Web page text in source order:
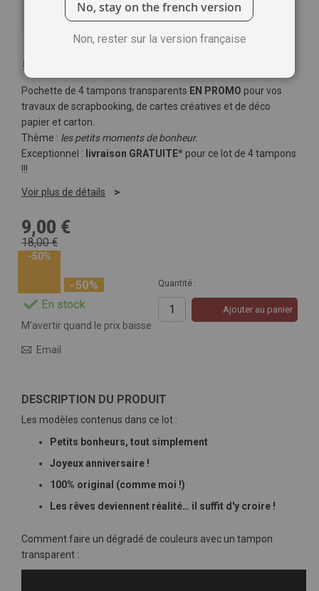
Soyez le premier à commenter ce produit
Pochette de 4 tampons transparents EN PROMO pour vos
travaux de scrapbooking, de cartes créatives et de déco
papier et carton.
Thème : les petits moments de bonheur.
Exceptionnel : livraison GRATUITE* pour ce lot de 4 tampons
!!!
Voir plus de détails
9,00 €
18,00 €
-50%
-50%
En stock
Quantité :
Ajouter au panier
M’avertir quand le prix baisse
Email
DESCRIPTION DU PRODUIT
Les modèles contenus dans ce lot :
Petits bonheurs, tout simplement
Joyeux anniversaire !
100% original (comme moi !)
Les rêves deviennent réalité… il suffit d'y croire !
Comment faire un dégradé de couleurs avec un tampon
transparent :
No, stay on the french version
Non, rester sur la version française